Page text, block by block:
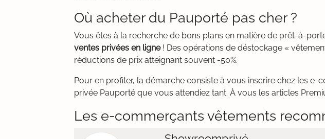
Où acheter du Pauporté pas cher ?
Vous êtes à la recherche de bons plans en matière de prêt-à-
ventes privées en ligne! Des opérations de déstockage «
réductions de prix atteignant souvent -50%.
Pour en profiter, la démarche consiste à vous inscrire chez les
privée Pauporté que vous attendiez tant. À vous les articles
Les e-commerçants vêtements